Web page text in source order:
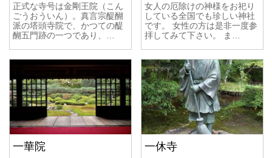
正式な寺号は金剛王院（こん
ごうおういん）。真言宗醍醐
派の塔頭寺院で、かつての醍
醐五門跡の一つであり、…
女人の厄除けの神様をお祀り
している全国でも珍しい神社
です。 女性の方は是非一度参
拝してみて下さい。 ま…
一華院 一休寺